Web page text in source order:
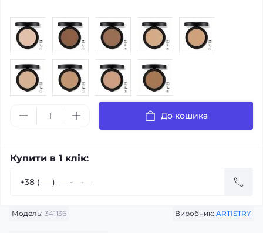
Модель: 341136 Виробник: ARTISTRY
До кошика
Купити в 1 клік: